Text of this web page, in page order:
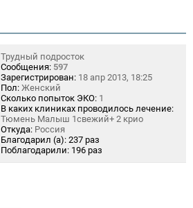
Трудный подросток
Сообщения: 597
Зарегистрирован: 18 апр 2013, 18:25
Пол: Женский
Сколько попыток ЭКО: 1
В каких клиниках проводилось лечение:
Тюмень Малыш 1свежий+ 2 крио
Откуда: Россия
Благодарил (а): 237 раз
Поблагодарили: 196 раз